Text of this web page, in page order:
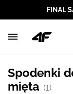
FINAL
Spodenki
mięta (1)